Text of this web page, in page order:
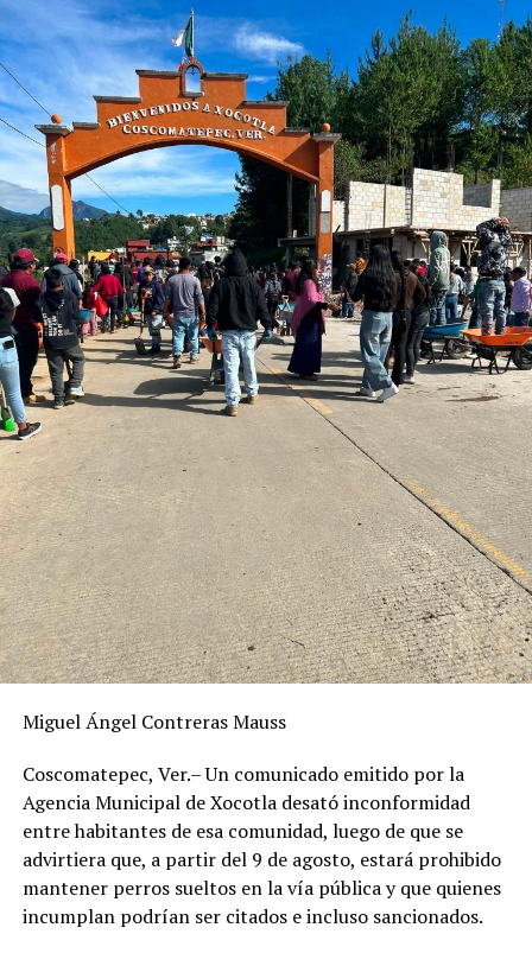
de ese municipio.
Dijeron que, bajo el cobijo del alcalde de Carrillo Puerto,
una empresa telefónica intentó instalar una antena a
unos cuantos metros del jardín de niños en la
comunidad EL Palmar, pero fue impedido por la
agrupación civil.
“Sin dar más información, entregaron un segundo
citatorio para presentarse a declarar ante la Fiscalía en
calidad de denunciados por la oposición de la instalación
de la antena. Cabe mencionar que nunca llegó el
primero. Se teme que en los próximos días puedan ser
detenidos”, narran.
RELATED TOPICS:
DESPUÉS
Otorgan apoyo alimentario
ANTES
Buscan homologar acciones contra el Covid y el dengue
Miguel Ángel Contreras Mauss
Coscomatepec, Ver.– Un comunicado emitido por la
Agencia Municipal de Xocotla desató inconformidad
entre habitantes de esa comunidad, luego de que se
advirtiera que, a partir del 9 de agosto, estará prohibido
mantener perros sueltos en la vía pública y que quienes
incumplan podrían ser citados e incluso sancionados.